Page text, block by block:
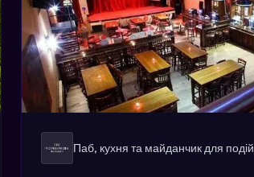
Паб, кухня та майданчик для подій